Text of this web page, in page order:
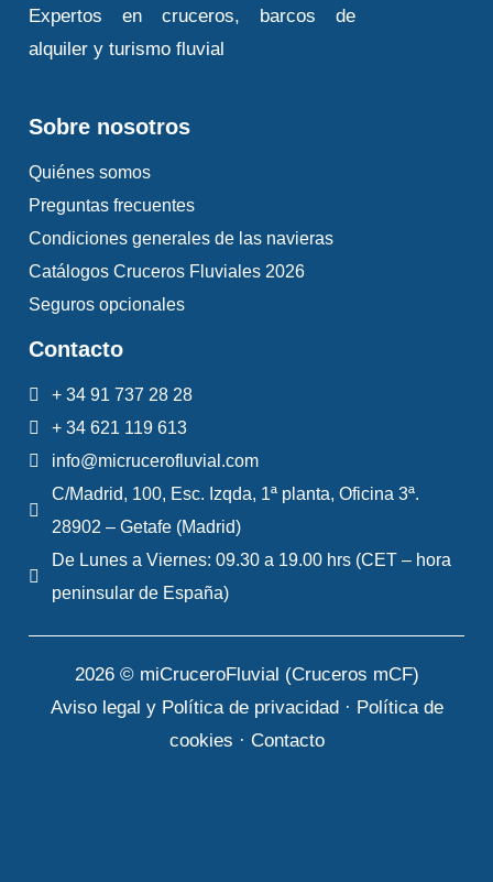
Personas
Descubre el barco
Cruiser
Premium 8/10
Personas
Descubre el barco
Cruiser
Premium 6/8
Personas
Descubre el barco
Expertos en cruceros, barcos de
alquiler y turismo fluvial
Sobre nosotros
Quiénes somos
Preguntas frecuentes
Condiciones generales de las navieras
Catálogos Cruceros Fluviales 2026
Seguros opcionales
Contacto
+ 34 91 737 28 28
+ 34 621 119 613
info@micrucerofluvial.com
C/Madrid, 100, Esc. Izqda, 1ª planta, Oficina 3ª.
28902 – Getafe (Madrid)
De Lunes a Viernes: 09.30 a 19.00 hrs (CET – hora
peninsular de España)
2026 © miCruceroFluvial (Cruceros mCF)
Aviso legal y Política de privacidad· Política de
cookies · Contacto